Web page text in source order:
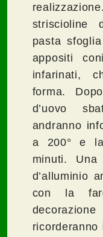
striscioline
pasta
appositi
infarinati,
forma.
d’uovo
andranno
a 200° e
minuti.
d’alluminio
con la